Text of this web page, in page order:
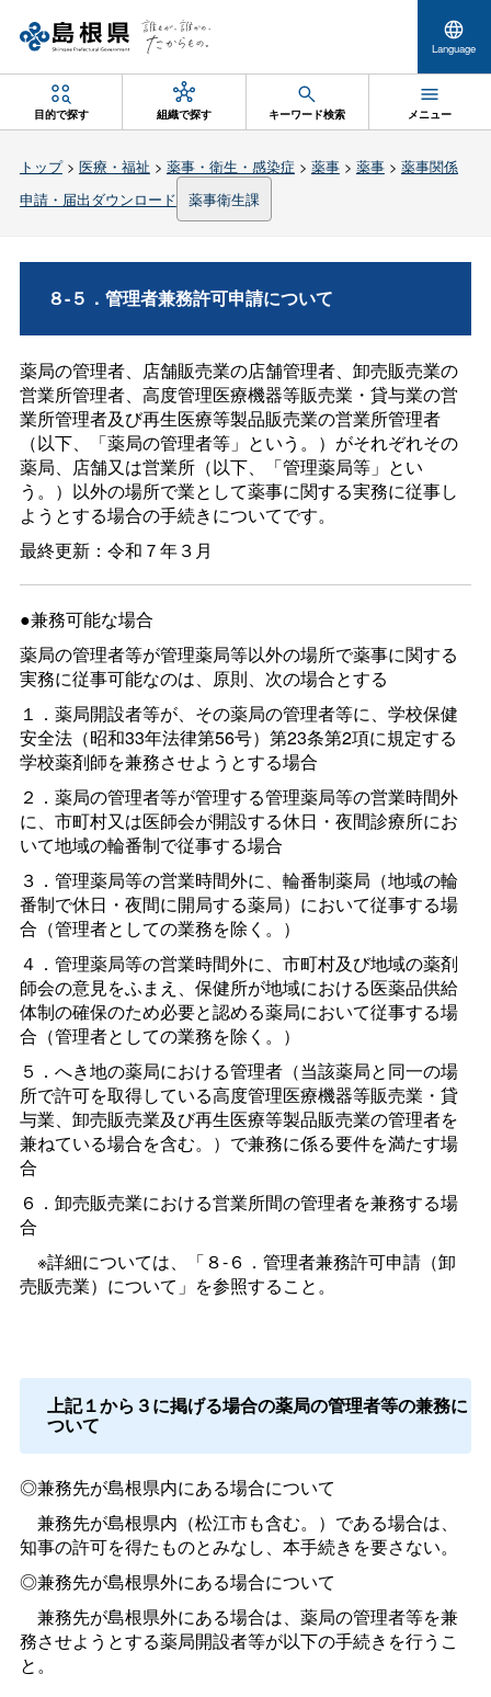
Language
目的で探す 組織で探す キーワード検索 メニュー
トップ> 医療・福祉 > 薬事・衛生・感染症 > 薬事> 薬事> 薬事関係
申請・届出ダウンロード
薬事衛生課
８-５．管理者兼務許可申請について
薬局の管理者、店舗販売業の店舗管理者、卸売販売業の
営業所管理者、高度管理医療機器等販売業・貸与業の営
業所管理者及び再生医療等製品販売業の営業所管理者
（以下、「薬局の管理者等」という。）がそれぞれその
薬局、店舗又は営業所（以下、「管理薬局等」とい
う。）以外の場所で業として薬事に関する実務に従事し
ようとする場合の手続きについてです。
最終更新：令和７年３月
●兼務可能な場合
薬局の管理者等が管理薬局等以外の場所で薬事に関する
実務に従事可能なのは、原則、次の場合とする
１．薬局開設者等が、その薬局の管理者等に、学校保健
安全法（昭和33年法律第56号）第23条第2項に規定する
学校薬剤師を兼務させようとする場合
２．薬局の管理者等が管理する管理薬局等の営業時間外
に、市町村又は医師会が開設する休日・夜間診療所にお
いて地域の輪番制で従事する場合
３．管理薬局等の営業時間外に、輪番制薬局（地域の輪
番制で休日・夜間に開局する薬局）において従事する場
合（管理者としての業務を除く。）
４．管理薬局等の営業時間外に、市町村及び地域の薬剤
師会の意見をふまえ、保健所が地域における医薬品供給
体制の確保のため必要と認める薬局において従事する場
合（管理者としての業務を除く。）
５．へき地の薬局における管理者（当該薬局と同一の場
所で許可を取得している高度管理医療機器等販売業・貸
与業、卸売販売業及び再生医療等製品販売業の管理者を
兼ねている場合を含む。）で兼務に係る要件を満たす場
合
６．卸売販売業における営業所間の管理者を兼務する場
合
※詳細については、「８-６．管理者兼務許可申請（卸
売販売業）について」を参照すること。
上記１から３に掲げる場合の薬局の管理者等の兼務に
ついて
◎兼務先が島根県内にある場合について
兼務先が島根県内（松江市も含む。）である場合は、
知事の許可を得たものとみなし、本手続きを要さない。
◎兼務先が島根県外にある場合について
兼務先が島根県外にある場合は、薬局の管理者等を兼
務させようとする薬局開設者等が以下の手続きを行うこ
と。